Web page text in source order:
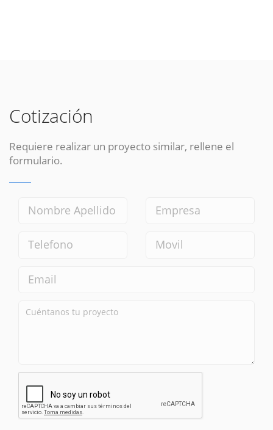
Cotización
Requiere realizar un proyecto similar, rellene el
formulario.